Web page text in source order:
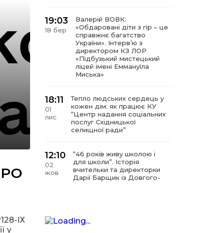
ІХ
у
19:03
18 бер
Валерій ВОВК:
«Обдаровані діти з гір – це
справжнє багатство
України». Інтервʼю з
директором КЗ ЛОР
«Підбузький мистецький
ліцей імені Еммануїла
Миська»
18:11
01
лис
Тепло людських сердець у
кожен дім: як працює КУ
“Центр надання соціальних
послуг Східницької
селищної ради”
12:10
02
жов
“46 років живу школою і
для школи”. Історія
вчительки та директорки
Дарії Барщик із Довгого-
11 вер
любові до дітей”. Інтерв’ю
з директором КЗ